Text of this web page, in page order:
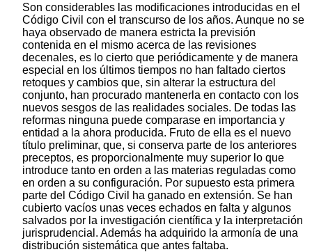
Son considerables las modificaciones introducidas en el
Código Civil con el transcurso de los años. Aunque no se
haya observado de manera estricta la previsión
contenida en el mismo acerca de las revisiones
decenales, es lo cierto que periódicamente y de manera
especial en los últimos tiempos no han faltado ciertos
retoques y cambios que, sin alterar la estructura del
conjunto, han procurado mantenerla en contacto con los
nuevos sesgos de las realidades sociales. De todas las
reformas ninguna puede comparase en importancia y
entidad a la ahora producida. Fruto de ella es el nuevo
título preliminar, que, si conserva parte de los anteriores
preceptos, es proporcionalmente muy superior lo que
introduce tanto en orden a las materias reguladas como
en orden a su configuración. Por supuesto esta primera
parte del Código Civil ha ganado en extensión. Se han
cubierto vacíos unas veces echados en falta y algunos
salvados por la investigación científica y la interpretación
jurisprudencial. Además ha adquirido la armonía de una
distribución sistemática que antes faltaba.